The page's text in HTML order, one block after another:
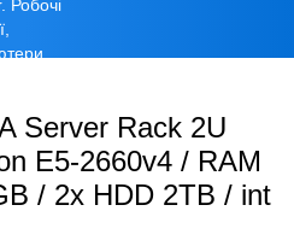
Server Rack 2U
E5-2660v4 / RAM
/ 2x HDD 2TB / int